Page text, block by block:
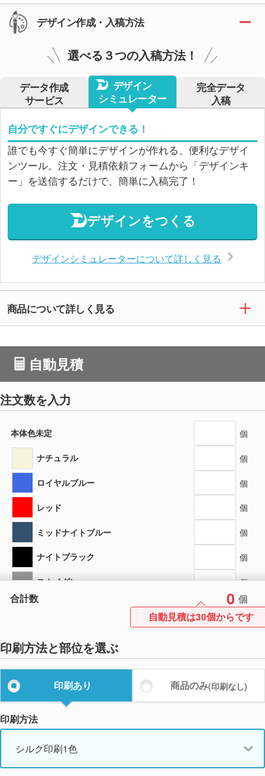
デザイン作成・入稿方法
選べる３つの入稿方法！
データ作成
サービス
デザイン
シミュレーター
完全データ
入稿
自分ですぐにデザインできる！
誰でも今すぐ簡単にデザインが作れる、便利なデザイ
ンツール。注文・見積依頼フォームから「デザインキ
ー」を送信するだけで、簡単に入稿完了！
デザインをつくる
デザインシミュレーターについて詳しく見る
商品について詳しく見る
自動見積
注文数を入力
本体色未定 個
ナチュラル 個
ロイヤルブルー 個
レッド 個
ミッドナイトブルー 個
ナイトブラック 個
スカイグレー 個
ダークグリーン 個
個
カーキ 個
サンドベージュ 個
ピンク 個
ライトブルー 個
ホワイト 個
合計数 0 個
自動見積は30個からです
印刷方法と部位を選ぶ
印刷あり 商品のみ(印刷なし)
印刷方法
シルク印刷1色